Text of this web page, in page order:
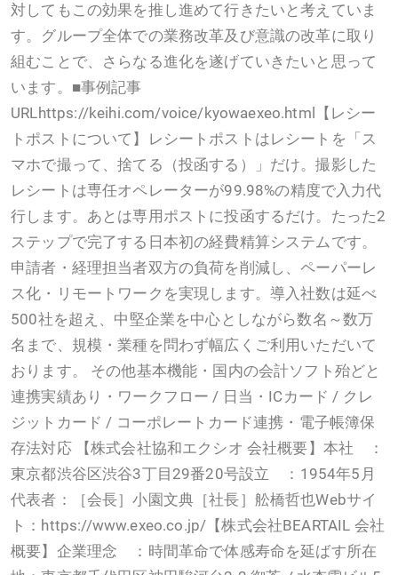
対してもこの効果を推し進めて行きたいと考えていま
す。グループ全体での業務改革及び意識の改革に取り
組むことで、さらなる進化を遂げていきたいと思って
います。■事例記事
URLhttps://keihi.com/voice/kyowaexeo.html【レシー
トポストについて】レシートポストはレシートを「ス
マホで撮って、捨てる（投函する）」だけ。撮影した
レシートは専任オペレーターが99.98%の精度で入力代
行します。あとは専用ポストに投函するだけ。たった2
ステップで完了する日本初の経費精算システムです。
申請者・経理担当者双方の負荷を削減し、ペーパーレ
ス化・リモートワークを実現します。導入社数は延べ
500社を超え、中堅企業を中心としながら数名～数万
名まで、規模・業種を問わず幅広くご利用いただいて
おります。 その他基本機能・国内の会計ソフト殆どと
連携実績あり・ワークフロー / 日当・ICカード / クレ
ジットカード / コーポレートカード連携・電子帳簿保
存法対応 【株式会社協和エクシオ 会社概要】本社 ：
東京都渋谷区渋谷3丁目29番20号設立 ：1954年5月
代表者：［会長］小園文典［社長］舩橋哲也Webサイ
ト：https://www.exeo.co.jp/【株式会社BEARTAIL 会社
概要】企業理念 ：時間革命で体感寿命を延ばす所在